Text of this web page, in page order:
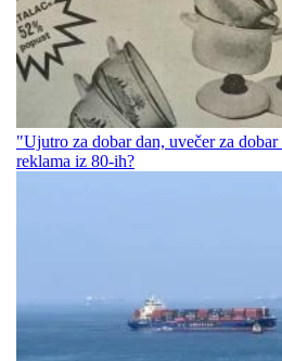
"Ujutro za dobar dan, uvečer za
reklama iz 80-ih?